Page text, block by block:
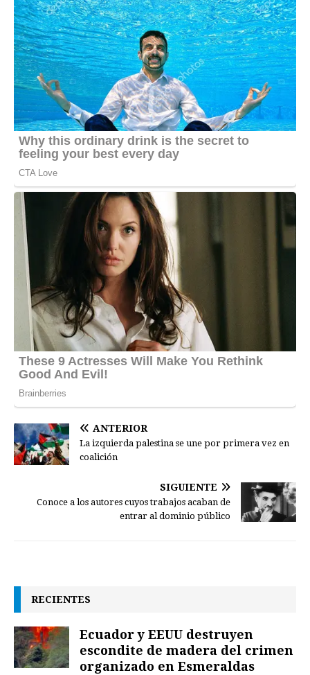
ANTERIOR
La izquierda palestina se une por primera vez en
coalición
SIGUIENTE
Conoce a los autores cuyos trabajos acaban de
entrar al dominio público
RECIENTES
Ecuador y EEUU destruyen
escondite de madera del crimen
organizado en Esmeraldas